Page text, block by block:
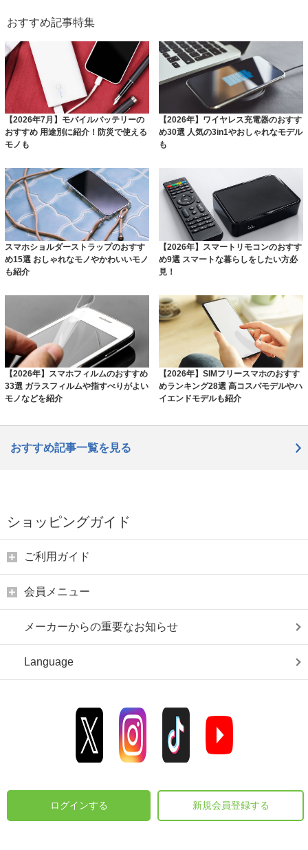
おすすめ記事特集
【2026年7月】モバイルバッテリーの
おすすめ 用途別に紹介！防災で使える
モノも
【2026年】ワイヤレス充電器のおすす
め30選 人気の3in1やおしゃれなモデル
も
スマホショルダーストラップのおすす
め15選 おしゃれなモノやかわいいモノ
も紹介
【2026年】スマートリモコンのおすす
め9選 スマートな暮らしをしたい方必
見！
【2026年】スマホフィルムのおすすめ
33選 ガラスフィルムや指すべりがよい
モノなどを紹介
【2026年】SIMフリースマホのおすす
めランキング28選 高コスパモデルやハ
イエンドモデルも紹介
おすすめ記事一覧を見る
ショッピングガイド
ご利用ガイド
会員メニュー
メーカーからの重要なお知らせ
Language
ログインする 新規会員登録する